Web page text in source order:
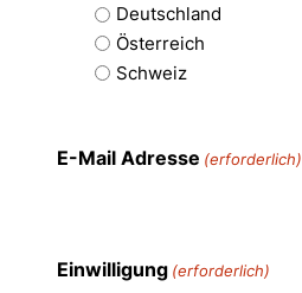
Deutschland
Österreich
Schweiz
E-Mail Adresse (erforderlich)
Einwilligung (erforderlich)